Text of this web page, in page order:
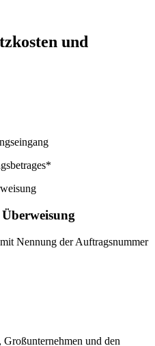
und
Nennung der Auftragsnummer
und den